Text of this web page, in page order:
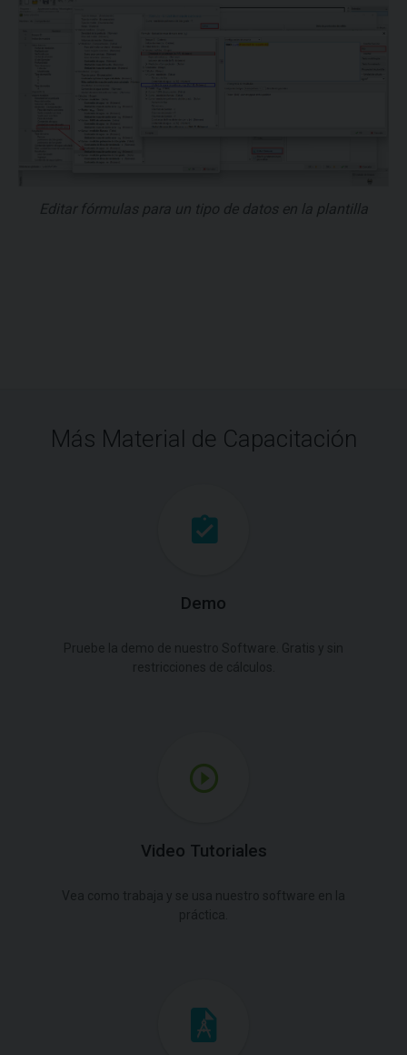
Editar fórmulas para un tipo de datos en la plantilla
Más Material de Capacitación
Demo
Video Tutoriales